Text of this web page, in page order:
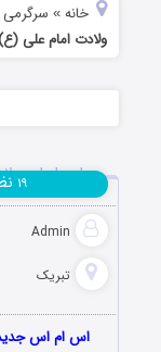
خانه » سرگرمی
ولادت امام علی (ع) و روز
اس ام اس ولادت
Admin
تبریک
۱۹